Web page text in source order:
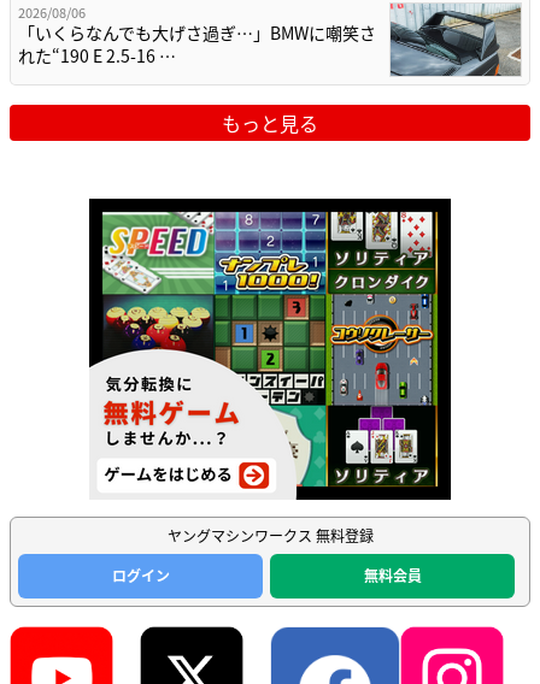
2026/08/06
「いくらなんでも大げさ過ぎ…」BMWに嘲笑さ
れた“190 E 2.5-16 …
もっと見る
ヤングマシンワークス 無料登録
ログイン
無料会員